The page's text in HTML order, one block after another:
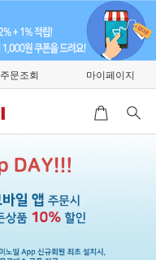
주문조회 마이페이지